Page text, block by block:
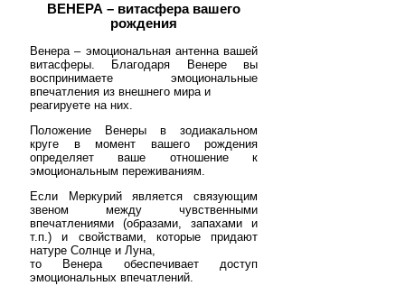
ВЕНЕРА – витасфера вашего
рождения
Венера – эмоциональная антенна вашей
витасферы. Благодаря Венере вы
воспринимаете эмоциональные
впечатления из внешнего мира и
реагируете на них.
Положение Венеры в зодиакальном
круге в момент вашего рождения
определяет ваше отношение к
эмоциональным переживаниям.
Если Меркурий является связующим
звеном между чувственными
впечатлениями (образами, запахами и
т.п.) и свойствами, которые придают
натуре Солнце и Луна,
то Венера обеспечивает доступ
эмоциональных впечатлений.